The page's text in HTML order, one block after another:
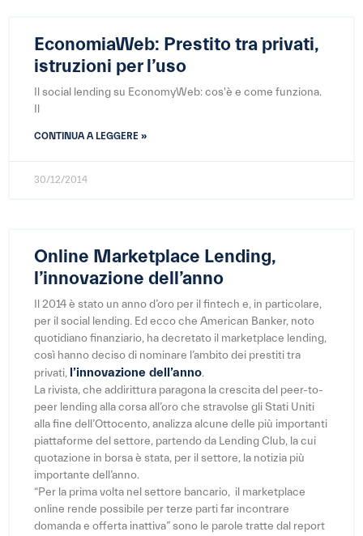
EconomiaWeb: Prestito tra privati,
istruzioni per l’uso
Il social lending su EconomyWeb: cos'è e come funziona.
CONTINUA A LEGGERE »
30/12/2014
Online Marketplace Lending,
l’innovazione dell’anno
Il 2014 è stato un anno d’oro per il fintech e, in particolare,
per il social lending. Ed ecco che American Banker, noto
quotidiano finanziario, ha decretato il marketplace lending,
così hanno deciso di nominare l’ambito dei prestiti tra
privati, l’innovazione dell’anno.
La rivista, che addirittura paragona la crescita del peer-to-
peer lending alla corsa all’oro che stravolse gli Stati Uniti
alla fine dell’Ottocento, analizza alcune delle più importanti
piattaforme del settore, partendo da Lending Club, la cui
quotazione in borsa è stata, per il settore, la notizia più
importante dell’anno.
“Per la prima volta nel settore bancario, il marketplace
online rende possibile per terze parti far incontrare
domanda e offerta inattiva” sono le parole tratte dal report